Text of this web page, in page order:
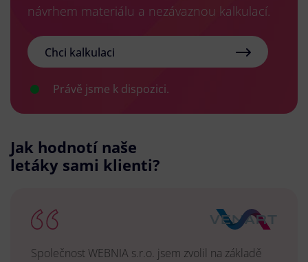
návrhem materiálu a nezávaznou kalkulací.
Chci kalkulaci
Právě jsme k dispozici.
Jak hodnotí naše
letáky sami klienti?
Společnost WEBNIA s.r.o. jsem zvolil na základě